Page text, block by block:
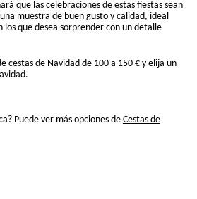
que las celebraciones de estas fiestas sean
muestra de buen gusto y calidad, ideal
los que desea sorprender con un detalle
cestas de Navidad de 100 a 150 € y elija un
Puede ver más opciones de Cestas de